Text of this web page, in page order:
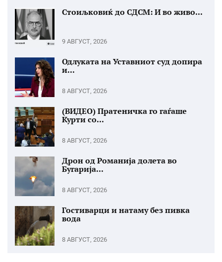
Стоиљковиќ до СДСМ: И во живо...
9 АВГУСТ, 2026
Одлуката на Уставниот суд допира
и...
8 АВГУСТ, 2026
(ВИДЕО) Пратеничка го гаѓаше
Курти со...
8 АВГУСТ, 2026
Дрон од Романија долета во
Бугарија...
8 АВГУСТ, 2026
Гостиварци и натаму без пивка
вода
8 АВГУСТ, 2026